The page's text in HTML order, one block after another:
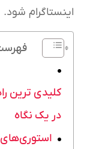
اینستاگرام شود.
کلیدی ترین
در یک نگاه
استوری‌های